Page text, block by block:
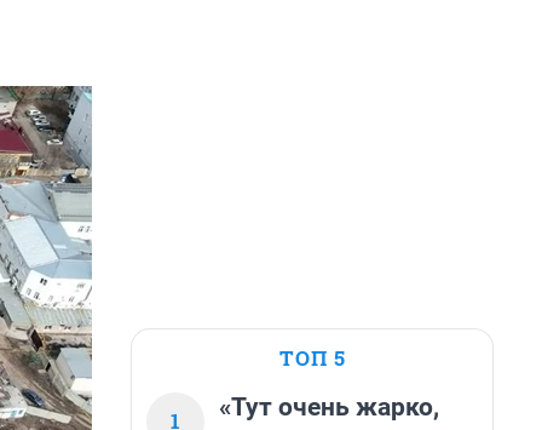
ТОП 5
1
«Тут очень жарко,